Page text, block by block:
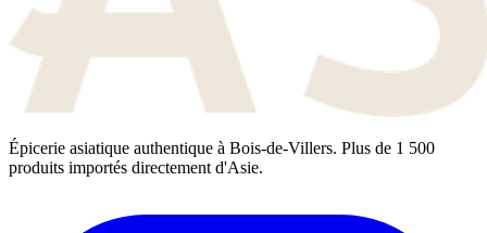
Épicerie asiatique authentique à Bois-de-Villers. Plus de 1 500
produits importés directement d'Asie.